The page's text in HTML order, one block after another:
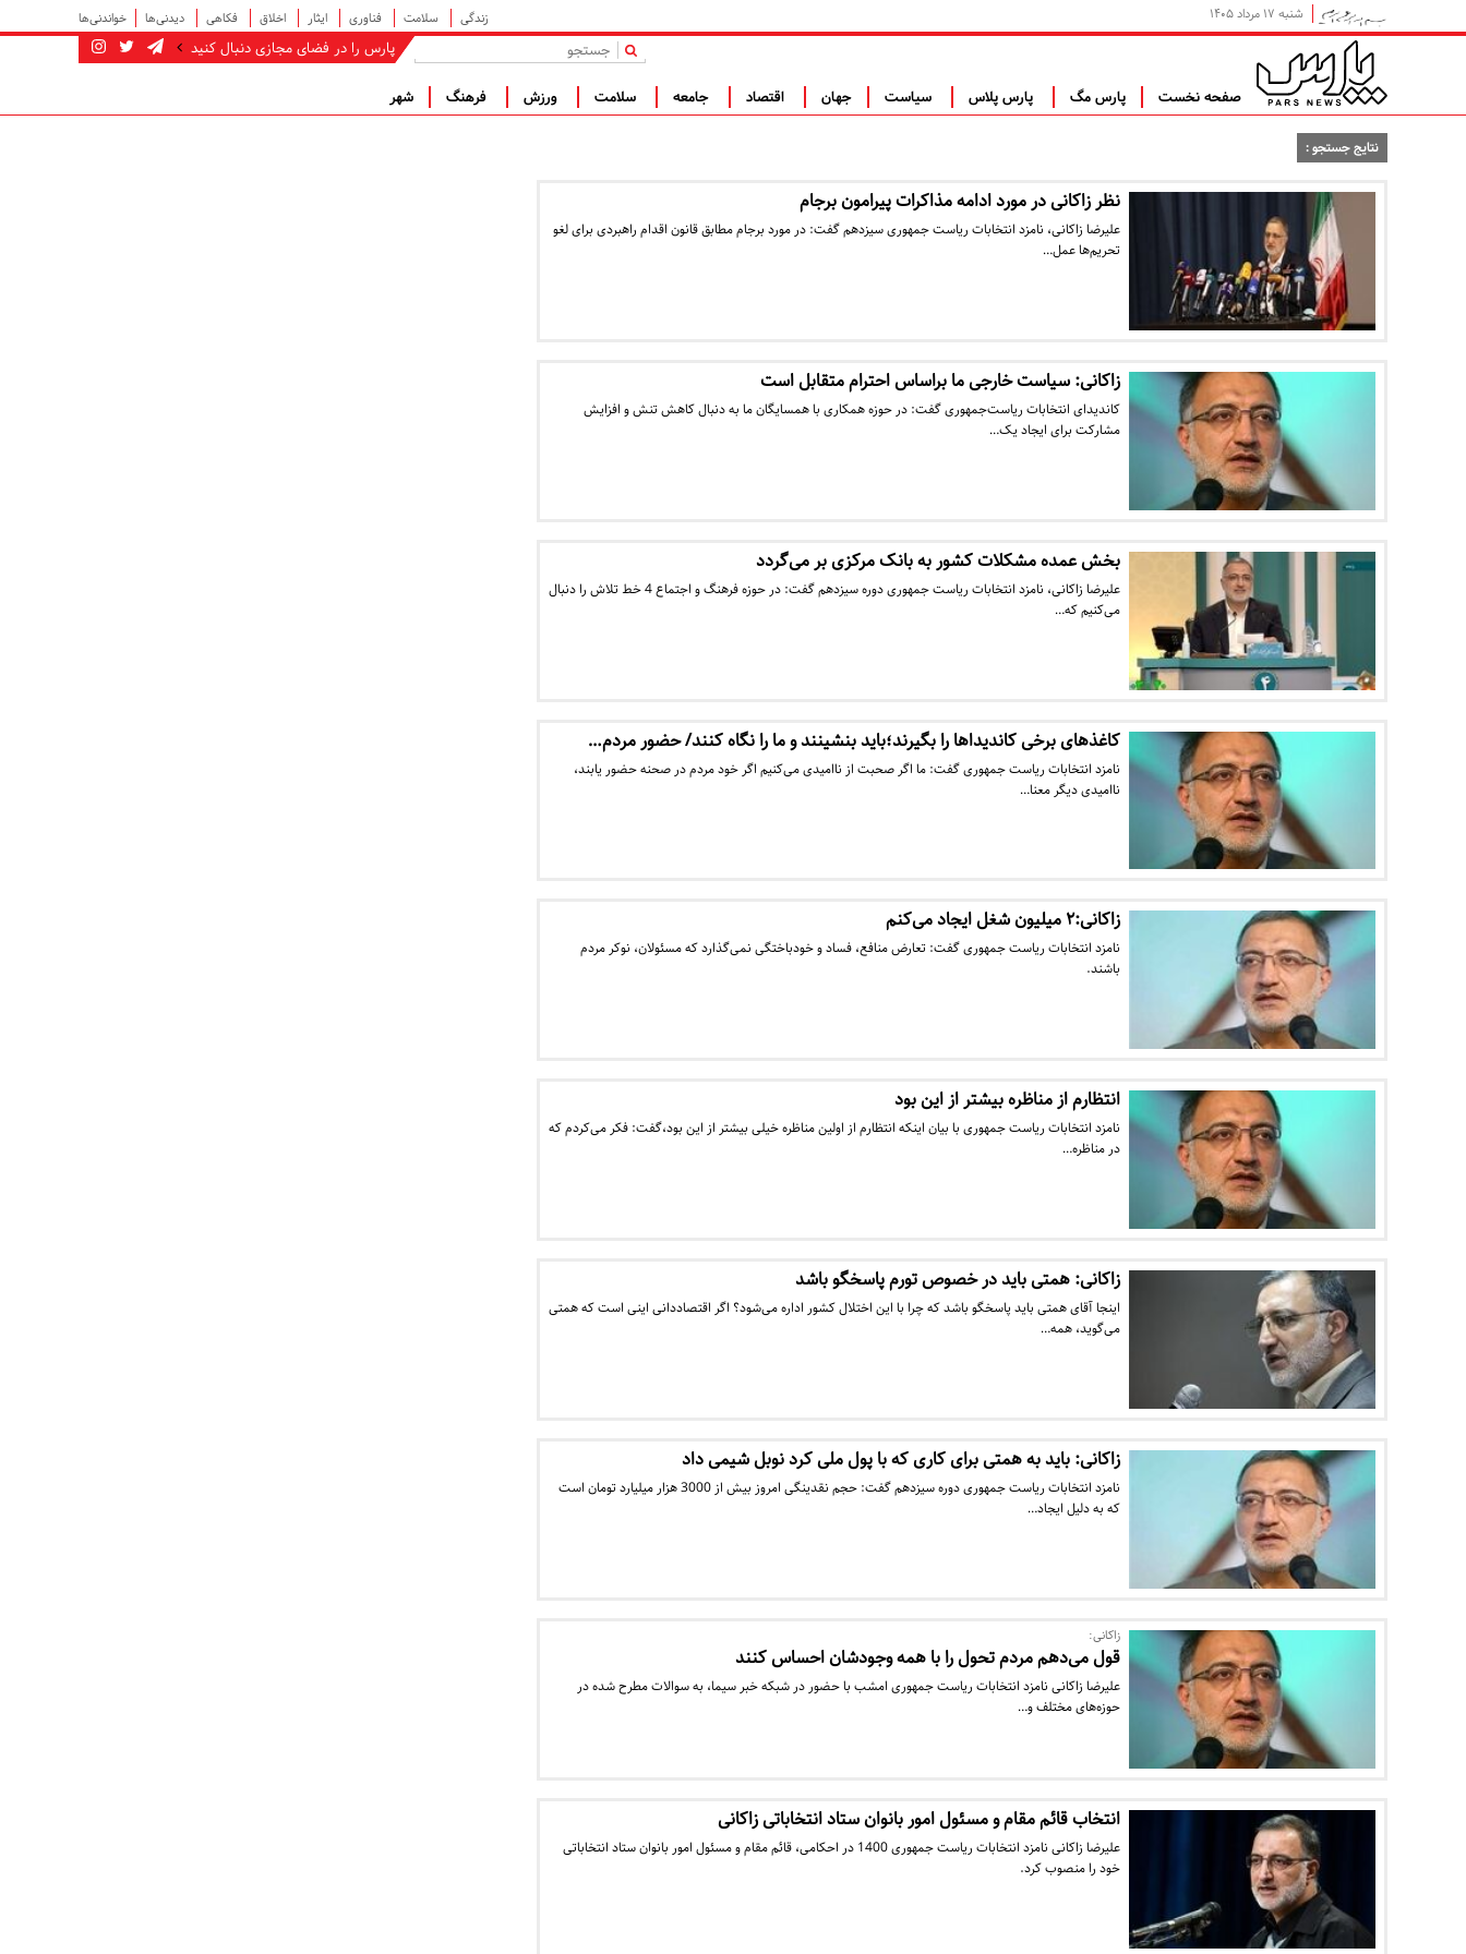
شنبه ۱۷ مرداد ۱۴۰۵ زندگی سلامت فناوری ایثار اخلاق فکاهی دیدنی‌ها خواندنی‌ها
پارس را در فضای مجازی دنبال کنید |
صفحه نخست پارس مگ پارس پلاس سیاست جهان اقتصاد جامعه سلامت ورزش فرهنگ شهر
نتایج جستجو :
نظر زاکانی در مورد ادامه مذاکرات پیرامون برجام
علیرضا زاکانی، نامزد انتخابات ریاست جمهوری سیزدهم گفت: در مورد برجام مطابق قانون اقدام راهبردی برای لغو
تحریم‌ها عمل…
زاکانی: سیاست خارجی ما براساس احترام متقابل است
کاندیدای انتخابات ریاست‌جمهوری گفت: در حوزه همکاری با همسایگان ما به دنبال کاهش تنش و افزایش
مشارکت برای ایجاد یک…
بخش عمده مشکلات کشور به بانک مرکزی بر می‌گردد
علیرضا زاکانی، نامزد انتخابات ریاست جمهوری دوره سیزدهم گفت: در حوزه فرهنگ و اجتماع 4 خط تلاش را دنبال
می‌کنیم که…
کاغذهای برخی‌ کاندیداها را بگیرند؛باید بنشینند و ما را نگاه کنند/ حضور مردم…
نامزد انتخابات ریاست جمهوری گفت: ما اگر صحبت از ناامیدی می‌کنیم اگر خود مردم در صحنه حضور یابند،
ناامیدی دیگر معنا…
زاکانی:۲ میلیون شغل ایجاد می‌کنم
نامزد انتخابات ریاست جمهوری گفت: تعارض منافع، فساد و خودباختگی نمی‌گذارد که مسئولان، نوکر مردم
باشند.
انتظارم از مناظره بیشتر از این بود
نامزد انتخابات ریاست جمهوری با بیان اینکه انتظارم از اولین مناظره خیلی بیشتر از این بود،گفت: فکر می‌کردم که
در مناظره…
زاکانی: همتی باید در خصوص تورم پاسخگو باشد
اینجا آقای همتی باید پاسخگو باشد که چرا با این اختلال کشور اداره می‌شود؟ اگر اقتصاددانی اینی است که همتی
می‌گوید،‌ همه…
زاکانی: باید به همتی برای کاری که با پول ملی کرد نوبل شیمی داد
نامزد انتخابات ریاست جمهوری دوره سیزدهم گفت: حجم نقدینگی امروز بیش از 3000 هزار میلیارد تومان است
که به دلیل ایجاد…
زاکانی:
قول می‌دهم مردم تحول را با همه وجودشان احساس کنند
علیرضا زاکانی نامزد انتخابات ریاست‌ جمهوری امشب با حضور در شبکه خبر سیما، به سوالات مطرح شده در
حوزه‌های مختلف و…
انتخاب قائم مقام و مسئول امور بانوان ستاد انتخاباتی زاکانی
علیرضا زاکانی نامزد انتخابات ریاست جمهوری 1400 در احکامی، قائم مقام و مسئول امور بانوان ستاد انتخاباتی
خود را منصوب کرد.